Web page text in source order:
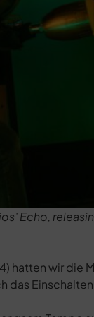
Echo,
hatten wir
das